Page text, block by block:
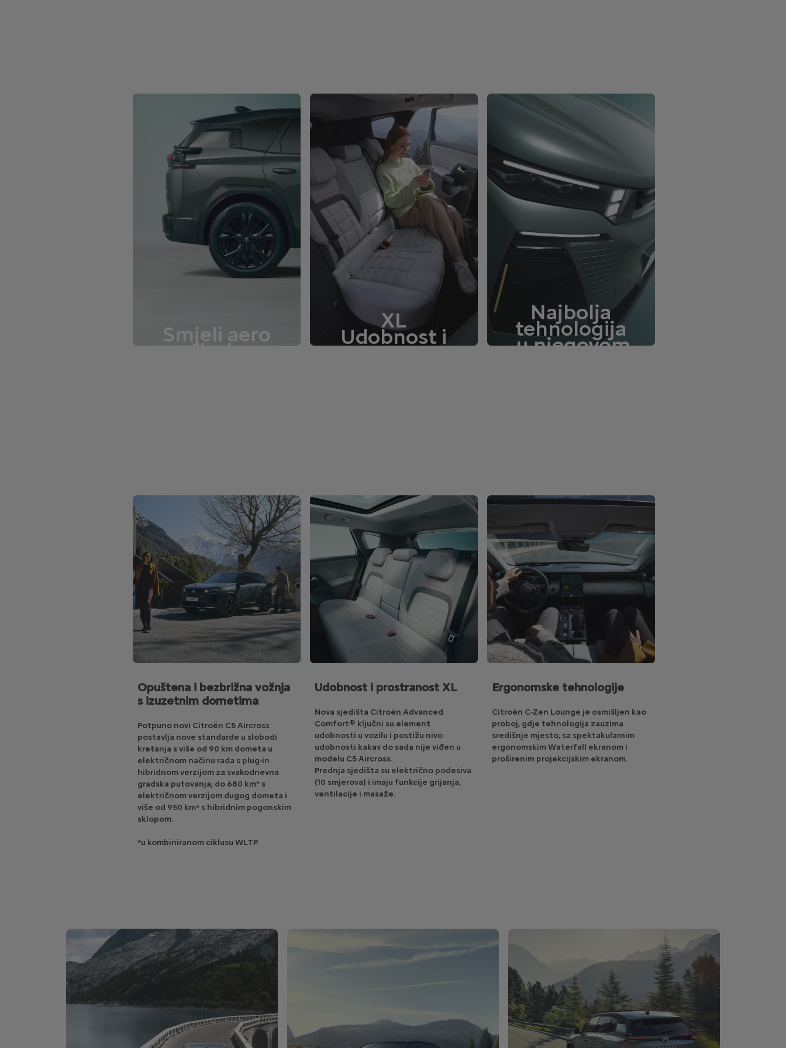
Smjeli aero
dizajn
XL
Udobnost i
prostor
Najbolja
tehnologija
u njegovom
Opuštena i bezbrižna vožnja
s izuzetnim dometima
Potpuno novi Citroën C5 Aircross
postavlja nove standarde u slobodi
kretanja s više od 90 km dometa u
električnom načinu rada s plug-in
hibridnom verzijom za svakodnevna
gradska putovanja, do 680 km* s
električnom verzijom dugog dometa i
više od 950 km* s hibridnim pogonskim
sklopom.
*u kombiniranom ciklusu WLTP
Udobnost i prostranost XL
Nova sjedišta Citroën Advanced
Comfort® ključni su element
udobnosti u vozilu i postižu nivo
udobnosti kakav do sada nije viđen u
modelu C5 Aircross.
Prednja sjedišta su električno podesiva
(10 smjerova) i imaju funkcije grijanja,
ventilacije i masaže.
Ergonomske tehnologije
Citroën C-Zen Lounge je osmišljen kao
proboj, gdje tehnologija zauzima
središnje mjesto, sa spektakularnim
ergonomskim Waterfall ekranom i
proširenim projekcijskim ekranom.